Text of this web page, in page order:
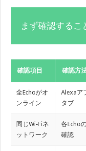
まず確認するこ
確認項目 確認方
全Echoがオ
ンライン
Alexaア
タブ
同じWi-Fiネ
ットワーク
各Echo
確認